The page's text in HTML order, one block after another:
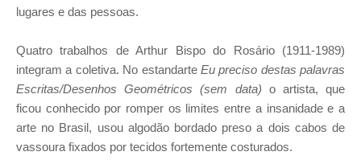
lugares e das pessoas.
Quatro trabalhos de Arthur Bispo do Rosário (1911-1989)
integram a coletiva. No estandarte Eu preciso destas palavras
Escritas/Desenhos Geométricos (sem data) o artista, que
ficou conhecido por romper os limites entre a insanidade e a
arte no Brasil, usou algodão bordado preso a dois cabos de
vassoura fixados por tecidos fortemente costurados.